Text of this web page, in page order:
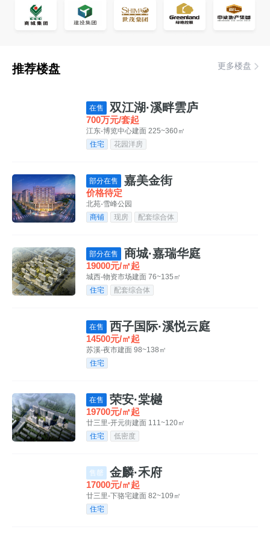
推荐楼盘 更多楼盘
在售 双江湖·溪畔雲庐
700万元/套起
江东-博览中心建面 225~360㎡
住宅
花园洋房
部分在售 嘉美金街
价格待定
北苑-雪峰公园
商铺
现房 配套综合体
部分在售 商城·嘉瑞华庭
19000元/㎡起
城西-物资市场建面 76~135㎡
住宅
配套综合体
在售 西子国际·溪悦云庭
14500元/㎡起
苏溪-夜市建面 98~138㎡
住宅
在售 荣安·棠樾
19700元/㎡起
廿三里-开元街建面 111~120㎡
住宅
低密度
售罄 金麟·禾府
17000元/㎡起
廿三里-下骆宅建面 82~109㎡
住宅